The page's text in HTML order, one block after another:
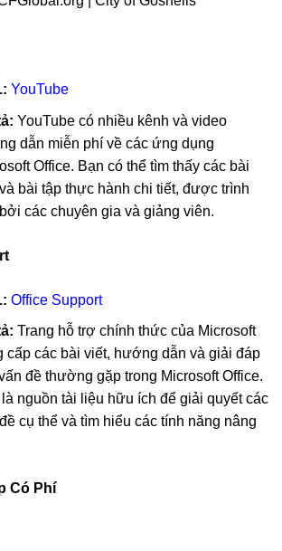
YouTube
YouTube có nhiều kênh và video
dẫn miễn phí về các ứng dụng
Office. Bạn có thể tìm thấy các bài
bài tập thực hành chi tiết, được trình
các chuyên gia và giảng viên.
Office Support
Trang hỗ trợ chính thức của Microsoft
cấp các bài viết, hướng dẫn và giải đáp
đề thường gặp trong Microsoft Office.
nguồn tài liệu hữu ích để giải quyết các
cụ thể và tìm hiểu các tính năng nâng
Có Phí